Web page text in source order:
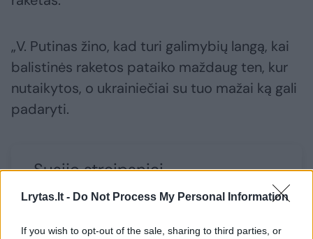
Lrytas.lt - Do Not Process My Personal Information
If you wish to opt-out of the sale, sharing to third parties, or
„V. Putinas žino, kad turi galimybių langą, kai
balistinės raketos pataiko maždaug ten, kur
nutaikytos, o ukrainiečiai su tuo mažai ką gali
padaryti.
Susiję straipsniai